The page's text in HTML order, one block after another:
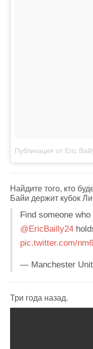
Публикация от Eric
Найдите того, кто
Байи держит кубок
Find someone
@EricBailly24
pic.twitter.com/
— Manchester
Три года назад.